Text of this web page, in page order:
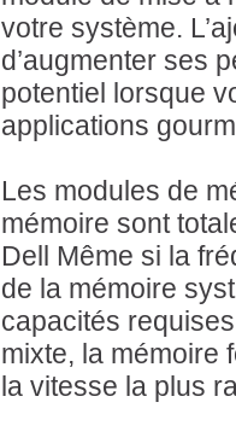
votre système.
d’augmenter ses
potentiel lorsque
applications
Les modules de
mémoire sont
Dell Même si la
de la mémoire
capacités
mixte, la mémoire
la vitesse la plus